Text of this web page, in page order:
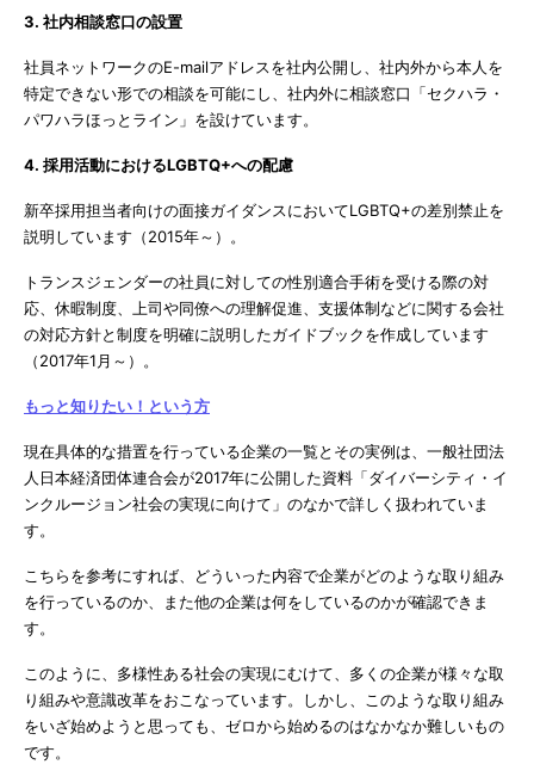
3. 社内相談窓口の設置
社員ネットワークのE-mailアドレスを社内公開し、社内外から本人を
特定できない形での相談を可能にし、社内外に相談窓口「セクハラ・
パワハラほっとライン」を設けています。
4. 採用活動におけるLGBTQ+への配慮
新卒採用担当者向けの面接ガイダンスにおいてLGBTQ+の差別禁止を
説明しています（2015年～）。
トランスジェンダーの社員に対しての性別適合手術を受ける際の対
応、休暇制度、上司や同僚への理解促進、支援体制などに関する会社
の対応方針と制度を明確に説明したガイドブックを作成しています
（2017年1月～）。
もっと知りたい！という方
現在具体的な措置を行っている企業の一覧とその実例は、一般社団法
人日本経済団体連合会が2017年に公開した資料「ダイバーシティ・イ
ンクルージョン社会の実現に向けて」のなかで詳しく扱われていま
す。
こちらを参考にすれば、どういった内容で企業がどのような取り組み
を行っているのか、また他の企業は何をしているのかが確認できま
す。
このように、多様性ある社会の実現にむけて、多くの企業が様々な取
り組みや意識改革をおこなっています。しかし、このような取り組み
をいざ始めようと思っても、ゼロから始めるのはなかなか難しいもの
です。